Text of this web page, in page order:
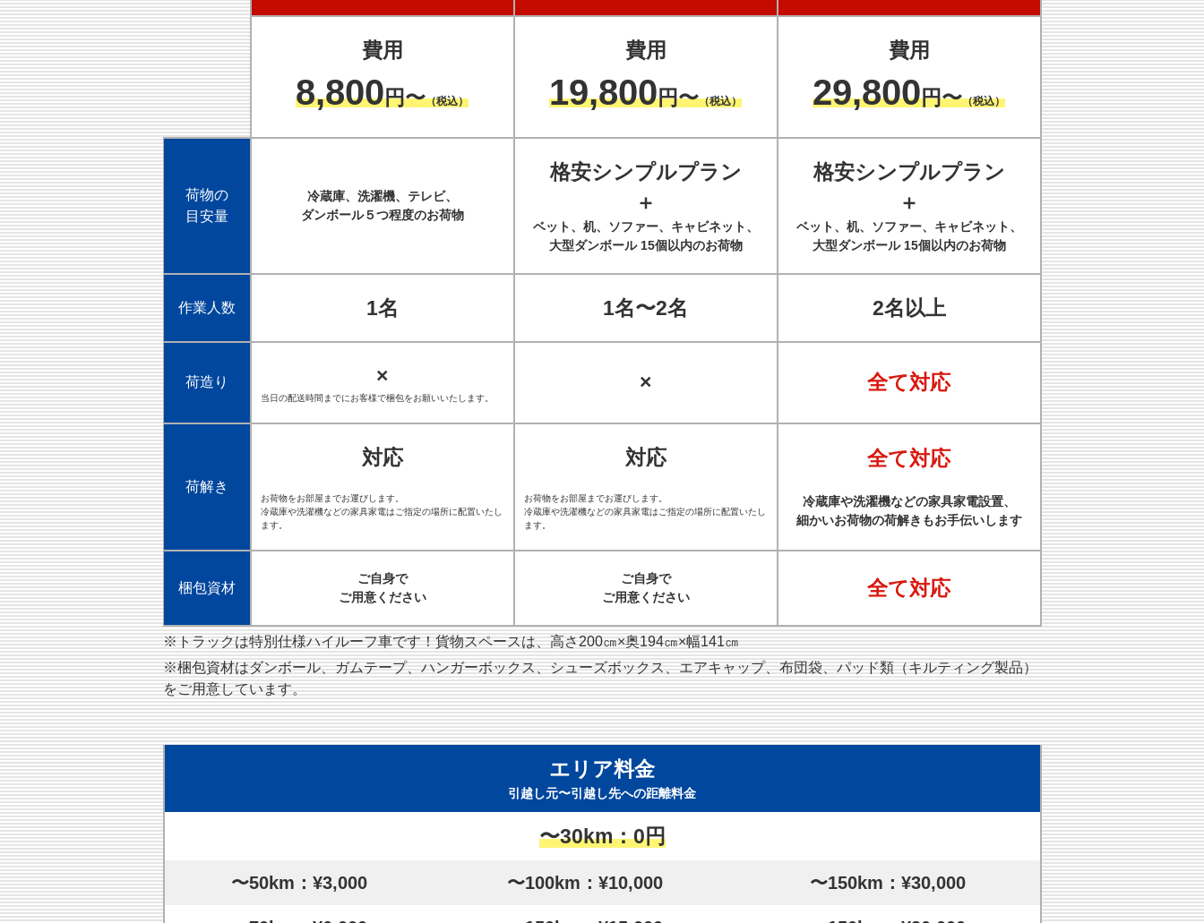
費用
8,800円〜（税込）
費用
19,800円〜（税込）
費用
29,800円〜（税込）
荷物の
目安量
冷蔵庫、洗濯機、テレビ、
ダンボール５つ程度のお荷物
格安シンプルプラン
＋
ベット、机、ソファー、キャビネット、
大型ダンボール 15個以内のお荷物
格安シンプルプラン
＋
ベット、机、ソファー、キャビネット、
大型ダンボール 15個以内のお荷物
作業人数 1名 1名〜2名 2名以上
荷造り ×
当日の配送時間までにお客様で梱包をお願いいたします。
× 全て対応
荷解き
対応
お荷物をお部屋までお運びします。
冷蔵庫や洗濯機などの家具家電はご指定の場所に配置いたし
ます。
対応
お荷物をお部屋までお運びします。
冷蔵庫や洗濯機などの家具家電はご指定の場所に配置いたし
ます。
全て対応
冷蔵庫や洗濯機などの家具家電設置、
細かいお荷物の荷解きもお手伝いします
梱包資材
ご自身で
ご用意ください
ご自身で
ご用意ください
全て対応
※トラックは特別仕様ハイルーフ車です！貨物スペースは、高さ200㎝×奥194㎝×幅141㎝
※梱包資材はダンボール、ガムテープ、ハンガーボックス、シューズボックス、エアキャップ、布団袋、パッド類（キルティング製品）
をご用意しています。
エリア料金
引越し元〜引越し先への距離料金
〜30km：0円
〜50km：¥3,000 〜100km：¥10,000 〜150km：¥30,000